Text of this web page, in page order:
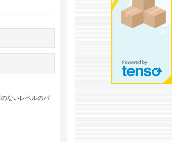
ないレベルのパ